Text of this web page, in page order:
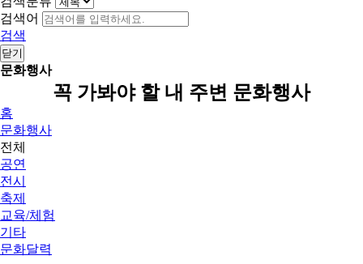
검색어
검색
닫기
문화행사
꼭 가봐야 할 내 주변 문화행사
홈
문화행사
전체
공연
전시
축제
교육/체험
기타
문화달력